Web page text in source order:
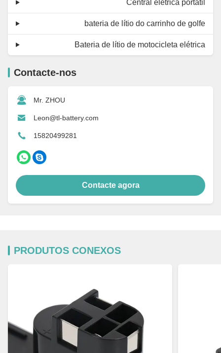
Central elétrica portátil
bateria de lítio do carrinho de golfe
Bateria de lítio de motocicleta elétrica
Contacte-nos
Mr. ZHOU
Leon@tl-battery.com
15820499281
Contacte agora
PRODUTOS CONEXOS